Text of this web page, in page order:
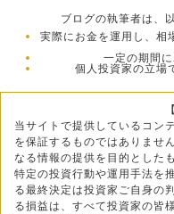
ブログの執筆者は、
実際にお金を運用し、相
一定の期間
個人投資家の立場
当サイトで提供しているコン
を保証するものではありませ
なる情報の提供を目的とした
特定の投資行動や運用手法を
る最終決定は投資家ご自身の
る損益は、すべて投資家の皆